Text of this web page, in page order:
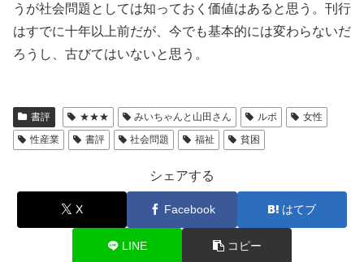
うが社会問題としては知っておく価値はあると思う。刊行
はすでに十年以上前だが、今でも基本的には変わらないだ
ろうし、古びてはいないと思う。
書評 ★★★ みいちゃんと山田さん ルポ
女性
性産業
書評 社会問題 福祉 貧困
シェアする
X Facebook はてブ
LINE コピー